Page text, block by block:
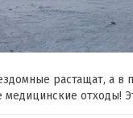
растащат, а в
медицинские отходы!